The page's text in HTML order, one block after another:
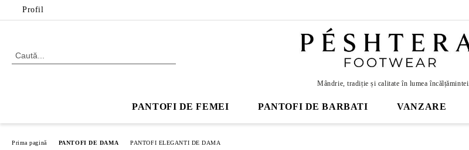
Profil
Mândrie, tradiție și calitate în lumea încălțămintei.
PANTOFI DE FEMEI PANTOFI DE BARBATI VANZARE
Prima pagină PANTOFI DE DAMA PANTOFI ELEGANTI DE DAMA